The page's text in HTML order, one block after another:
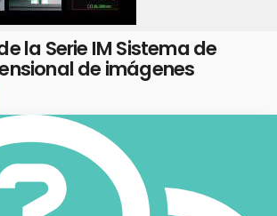
la Serie IM Sistema de
de imágenes